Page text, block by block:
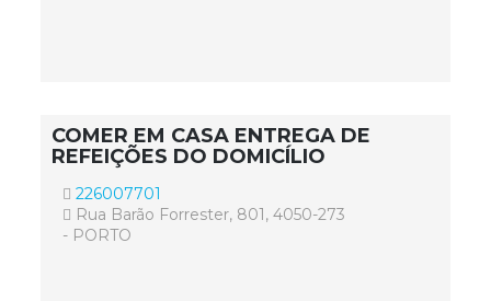
COMER EM CASA ENTREGA DE
REFEIÇÕES DO DOMICÍLIO
226007701
Rua Barão Forrester, 801, 4050-273
- PORTO